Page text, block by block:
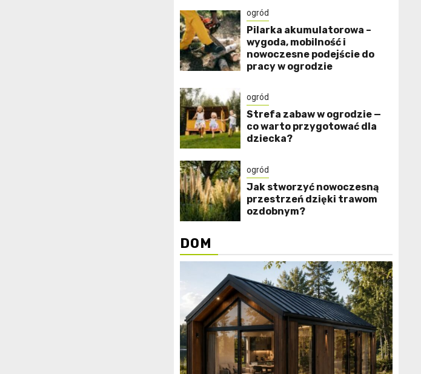
ogród
Pilarka akumulatorowa –
wygoda, mobilność i
nowoczesne podejście do
pracy w ogrodzie
ogród
Strefa zabaw w ogrodzie —
co warto przygotować dla
dziecka?
ogród
Jak stworzyć nowoczesną
przestrzeń dzięki trawom
ozdobnym?
DOM